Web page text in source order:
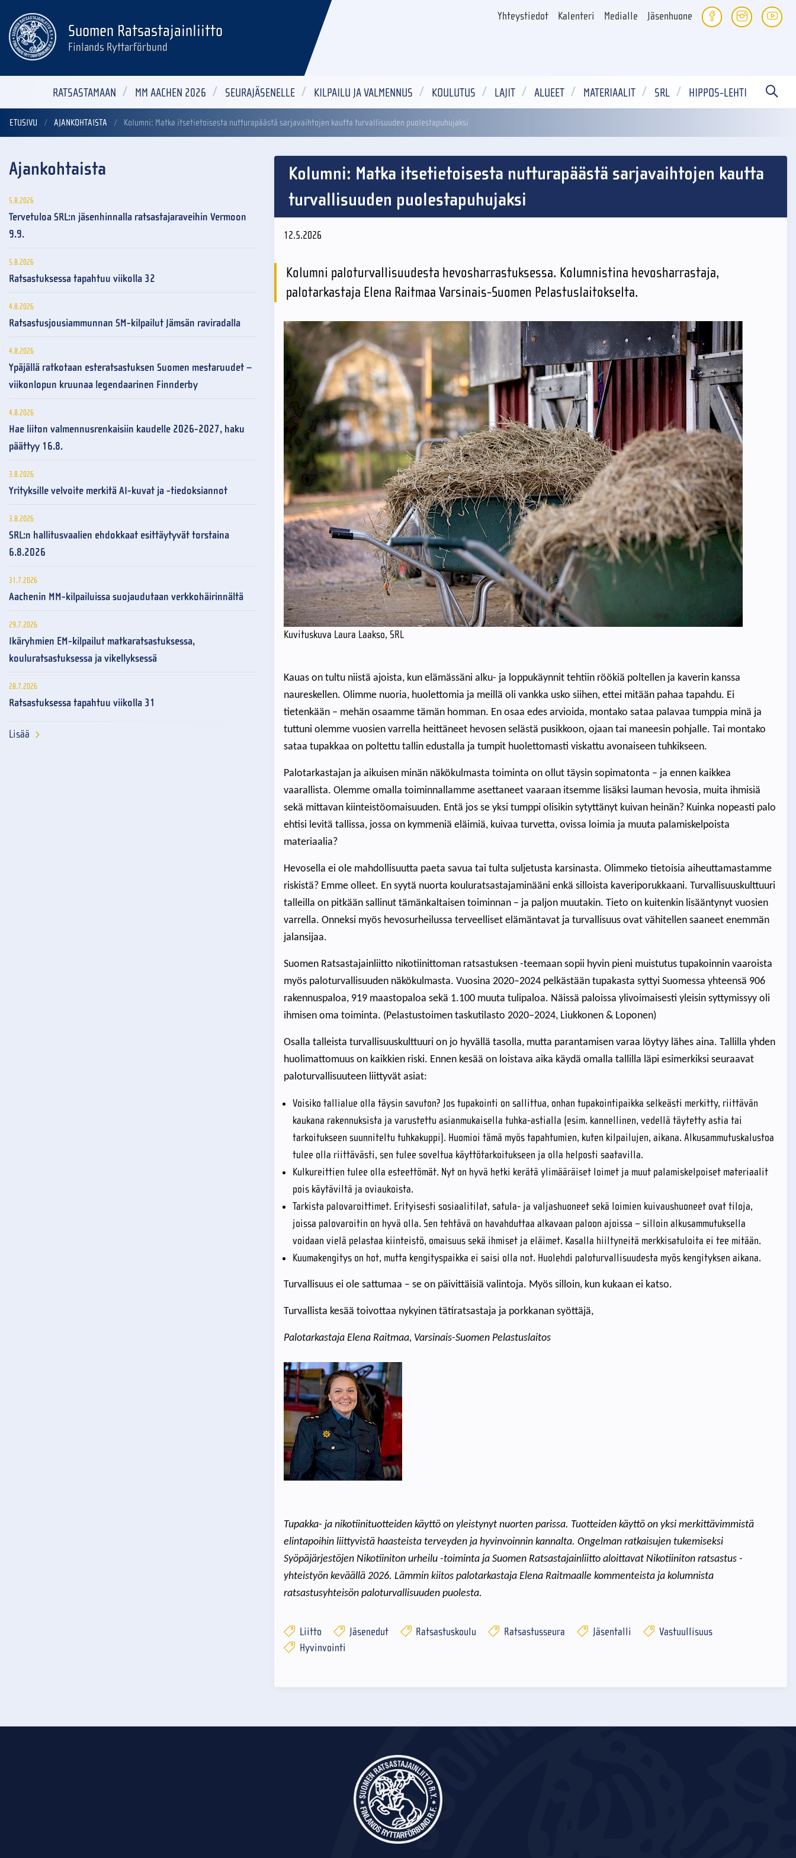
Yhteystiedot Kalenteri Medialle Jäsenhuone
Suomen Ratsastajainliitto
Finlands Ryttarförbund
RATSASTAMAAN MM AACHEN 2026 SEURAJÄSENELLE KILPAILU JA VALMENNUS KOULUTUS LAJIT ALUEET MATERIAALIT SRL HIPPOS-LEHTI
ETUSIVU AJANKOHTAISTA Kolumni: Matka itsetietoisesta nutturapäästä sarjavaihtojen kautta turvallisuuden puolestapuhujaksi
Kolumni: Matka itsetietoisesta nutturapäästä sarjavaihtojen kautta
turvallisuuden puolestapuhujaksi
12.5.2026
Kolumni paloturvallisuudesta hevosharrastuksessa. Kolumnistina hevosharrastaja,
palotarkastaja Elena Raitmaa Varsinais-Suomen Pelastuslaitokselta.
Kuvituskuva Laura Laakso, SRL
Kauas on tultu niistä ajoista, kun elämässäni alku- ja loppukäynnit tehtiin röökiä poltellen ja kaverin kanssa
naureskellen. Olimme nuoria, huolettomia ja meillä oli vankka usko siihen, ettei mitään pahaa tapahdu. Ei
tietenkään – mehän osaamme tämän homman. En osaa edes arvioida, montako sataa palavaa tumppia minä ja
tuttuni olemme vuosien varrella heittäneet hevosen selästä pusikkoon, ojaan tai maneesin pohjalle. Tai montako
sataa tupakkaa on poltettu tallin edustalla ja tumpit huolettomasti viskattu avonaiseen tuhkikseen.
Palotarkastajan ja aikuisen minän näkökulmasta toiminta on ollut täysin sopimatonta – ja ennen kaikkea
vaarallista. Olemme omalla toiminnallamme asettaneet vaaraan itsemme lisäksi lauman hevosia, muita ihmisiä
sekä mittavan kiinteistöomaisuuden. Entä jos se yksi tumppi olisikin sytyttänyt kuivan heinän? Kuinka nopeasti palo
ehtisi levitä tallissa, jossa on kymmeniä eläimiä, kuivaa turvetta, ovissa loimia ja muuta palamiskelpoista
materiaalia?
Hevosella ei ole mahdollisuutta paeta savua tai tulta suljetusta karsinasta. Olimmeko tietoisia aiheuttamastamme
riskistä? Emme olleet. En syytä nuorta kouluratsastajaminääni enkä silloista kaveriporukkaani. Turvallisuuskulttuuri
talleilla on pitkään sallinut tämänkaltaisen toiminnan – ja paljon muutakin. Tieto on kuitenkin lisääntynyt vuosien
varrella. Onneksi myös hevosurheilussa terveelliset elämäntavat ja turvallisuus ovat vähitellen saaneet enemmän
jalansijaa.
Suomen Ratsastajainliitto nikotiinittoman ratsastuksen -teemaan sopii hyvin pieni muistutus tupakoinnin vaaroista
myös paloturvallisuuden näkökulmasta. Vuosina 2020–2024 pelkästään tupakasta syttyi Suomessa yhteensä 906
rakennuspaloa, 919 maastopaloa sekä 1.100 muuta tulipaloa. Näissä paloissa ylivoimaisesti yleisin syttymissyy oli
ihmisen oma toiminta. (Pelastustoimen taskutilasto 2020–2024, Liukkonen & Loponen)
Osalla talleista turvallisuuskulttuuri on jo hyvällä tasolla, mutta parantamisen varaa löytyy lähes aina. Tallilla yhden
huolimattomuus on kaikkien riski. Ennen kesää on loistava aika käydä omalla tallilla läpi esimerkiksi seuraavat
paloturvallisuuteen liittyvät asiat:
Voisiko tallialue olla täysin savuton? Jos tupakointi on sallittua, onhan tupakointipaikka selkeästi merkitty, riittävän
kaukana rakennuksista ja varustettu asianmukaisella tuhka-astialla (esim. kannellinen, vedellä täytetty astia tai
tarkoitukseen suunniteltu tuhkakuppi). Huomioi tämä myös tapahtumien, kuten kilpailujen, aikana. Alkusammutuskalustoa
tulee olla riittävästi, sen tulee soveltua käyttötarkoitukseen ja olla helposti saatavilla.
Kulkureittien tulee olla esteettömät. Nyt on hyvä hetki kerätä ylimääräiset loimet ja muut palamiskelpoiset materiaalit
pois käytäviltä ja oviaukoista.
Tarkista palovaroittimet. Erityisesti sosiaalitilat, satula- ja valjashuoneet sekä loimien kuivaushuoneet ovat tiloja,
joissa palovaroitin on hyvä olla. Sen tehtävä on havahduttaa alkavaan paloon ajoissa – silloin alkusammutuksella
voidaan vielä pelastaa kiinteistö, omaisuus sekä ihmiset ja eläimet. Kasalla hiiltyneitä merkkisatuloita ei tee mitään.
Kuumakengitys on hot, mutta kengityspaikka ei saisi olla not. Huolehdi paloturvallisuudesta myös kengityksen aikana.
Turvallisuus ei ole sattumaa – se on päivittäisiä valintoja. Myös silloin, kun kukaan ei katso.
Turvallista kesää toivottaa nykyinen tätiratsastaja ja porkkanan syöttäjä,
Palotarkastaja Elena Raitmaa, Varsinais-Suomen Pelastuslaitos
Tupakka- ja nikotiinituotteiden käyttö on yleistynyt nuorten parissa. Tuotteiden käyttö on yksi merkittävimmistä
elintapoihin liittyvistä haasteista terveyden ja hyvinvoinnin kannalta. Ongelman ratkaisujen tukemiseksi
Syöpäjärjestöjen Nikotiiniton urheilu -toiminta ja Suomen Ratsastajainliitto aloittavat Nikotiiniton ratsastus -
yhteistyön keväällä 2026. Lämmin kiitos palotarkastaja Elena Raitmaalle kommenteista ja kolumnista
ratsastusyhteisön paloturvallisuuden puolesta.
Liitto Jäsenedut Ratsastuskoulu Ratsastusseura Jäsentalli
Vastuullisuus
Hyvinvointi
Ajankohtaista
5.8.2026
Tervetuloa SRL:n jäsenhinnalla ratsastajaraveihin Vermoon
9.9.
5.8.2026
Ratsastuksessa tapahtuu viikolla 32
4.8.2026
Ratsastusjousiammunnan SM-kilpailut Jämsän raviradalla
4.8.2026
Ypäjällä ratkotaan esteratsastuksen Suomen mestaruudet –
viikonlopun kruunaa legendaarinen Finnderby
4.8.2026
Hae liiton valmennusrenkaisiin kaudelle 2026-2027, haku
päättyy 16.8.
3.8.2026
Yrityksille velvoite merkitä AI-kuvat ja -tiedoksiannot
3.8.2026
SRL:n hallitusvaalien ehdokkaat esittäytyvät torstaina
6.8.2026
31.7.2026
Aachenin MM-kilpailuissa suojaudutaan verkkohäirinnältä
29.7.2026
Ikäryhmien EM-kilpailut matkaratsastuksessa,
kouluratsastuksessa ja vikellyksessä
28.7.2026
Ratsastuksessa tapahtuu viikolla 31
Lisää